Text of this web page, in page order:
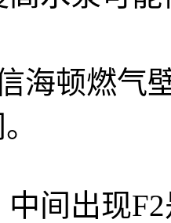
海顿燃气
间出现